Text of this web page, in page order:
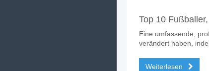
Das Spiel zwischen
Wer ist das
Top 10
Eine umfassende,
verändert haben,
Weiterlesen